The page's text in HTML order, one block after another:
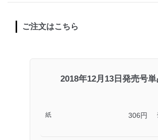
ご注文はこちら
2018年12月13日発売号
紙 306円